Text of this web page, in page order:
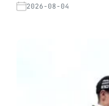
2026-08-04